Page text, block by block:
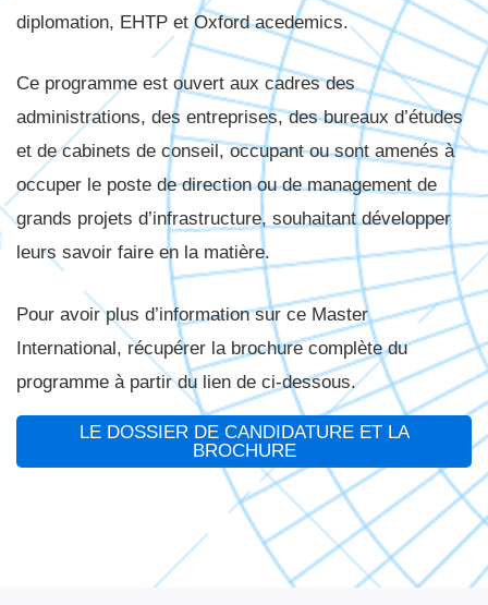
diplomation, EHTP et Oxford acedemics.
Ce programme est ouvert aux cadres des
administrations, des entreprises, des bureaux d’études
et de cabinets de conseil, occupant ou sont amenés à
occuper le poste de direction ou de management de
grands projets d’infrastructure, souhaitant développer
leurs savoir faire en la matière.
Pour avoir plus d’information sur ce Master
International, récupérer la brochure complète du
programme à partir du lien de ci-dessous.
LE DOSSIER DE CANDIDATURE ET LA
BROCHURE